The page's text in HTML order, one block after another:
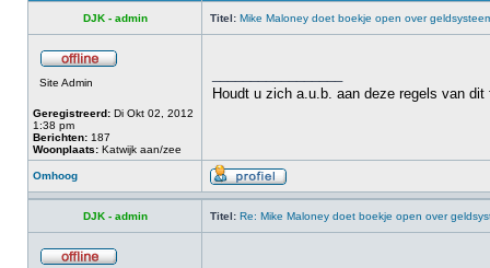
DJK - admin Titel: Mike Maloney doet boekje open over
Site Admin
Geregistreerd: Di Okt 02, 2012
1:38 pm
Berichten: 187
Woonplaats: Katwijk aan/zee
Houdt u zich a.u.b. aan deze regels van
Omhoog
DJK - admin Titel: Re: Mike Maloney doet boekje open over